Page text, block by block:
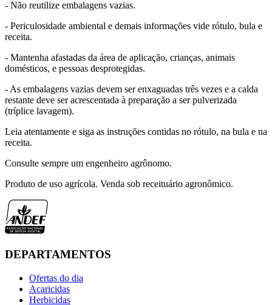
- Não reutilize embalagens vazias.
- Periculosidade ambiental e demais informações vide rótulo, bula e
receita.
- Mantenha afastadas da área de aplicação, crianças, animais
domésticos, e pessoas desprotegidas.
- As embalagens vazias devem ser enxaguadas três vezes e a calda
restante deve ser acrescentada à preparação a ser pulverizada
(tríplice lavagem).
Leia atentamente e siga as instruções contidas no rótulo, na bula e na
receita.
Consulte sempre um engenheiro agrônomo.
Produto de uso agrícola. Venda sob receituário agronômico.
DEPARTAMENTOS
Ofertas do dia
Acaricidas
Herbicidas